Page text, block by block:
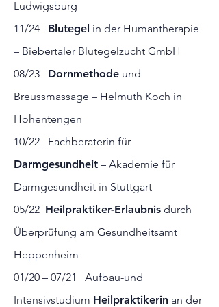
Ludwigsburg
11/24 Blutegel in der Humantherapie
– Biebertaler Blutegelzucht GmbH
08/23 Dornmethode und
Breussmassage – Helmuth Koch in
Hohentengen
10/22 Fachberaterin für
Darmgesundheit – Akademie für
Darmgesundheit in Stuttgart
05/22 Heilpraktiker-Erlaubnis durch
Überprüfung am Gesundheitsamt
Heppenheim
01/20 – 07/21 Aufbau-und
Intensivstudium Heilpraktikerin an der